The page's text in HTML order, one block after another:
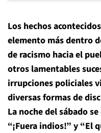
Los hechos
elemento más dentro
de racismo hacia el
otros lamentables
irrupciones policiales
diversas formas de
La noche del sábado
“¡Fuera indios!” y “El